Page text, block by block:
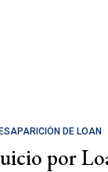
DE LOAN
por